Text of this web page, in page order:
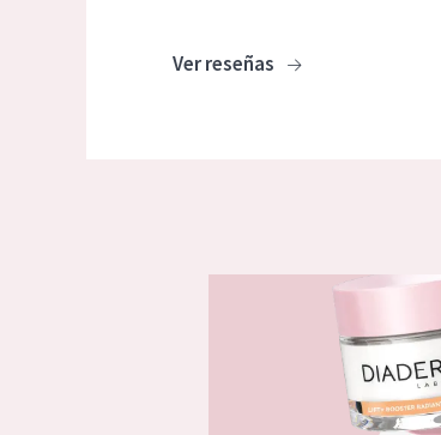
Ver reseñas